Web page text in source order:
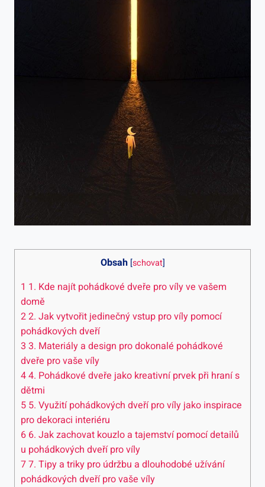
Obsah [schovat]
1 1. Kde najít pohádkové dveře pro víly ve vašem
domě
22. Jak vytvořit jedinečný vstup pro víly pomocí
pohádkových dveří
3 3. Materiály a design pro dokonalé pohádkové
dveře pro vaše víly
44. Pohádkové dveře jako kreativní prvek při hraní s
dětmi
5 5. Využití pohádkových dveří pro víly jako inspirace
pro dekoraci interiéru
6 6. Jak zachovat kouzlo a tajemství pomocí detailů
u pohádkových dveří pro víly
77. Tipy a triky pro údržbu a dlouhodobé užívání
pohádkových dveří pro vaše víly